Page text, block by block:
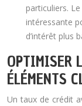
particuliers.
intéressante
d’intérêt plus
OPTIMISER
ÉLÉMENTS
Un taux de crédit